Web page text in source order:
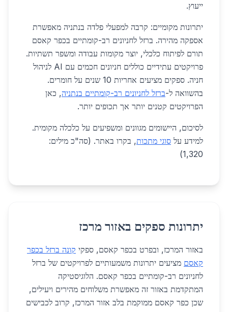
ייעוץ.
יתרונות מקומיים: קרבה למפעלי פלדה בנתניה מאפשרת
אספקה מהירה. ברזל לחניונים רב-קומתיים בכפר קאסם
תורם לפיתוח כלכלי, יוצר מקומות עבודה ומשפר תשתיות.
פרויקטים עתידיים כוללים חניונים חכמים עם AI לניהול
חניה. ספקים מציעים אחריות 10 שנים על חומרים.
בהשוואה ל-ברזל לחניונים רב-קומתיים בנתניה, כאן
הפרויקטים קטנים יותר אך תכופים יותר.
לסיכום, היישומים מגוונים ומשפיעים על כלכלה מקומית.
למידע על סוגי מתכות, בקרו באתר. (סה"כ מילים:
1,320)
יתרונות ספקים באזור מרכז
באזור המרכז, ובפרט בכפר קאסם, ספקי קונה ברזל בכפר
קאסם מציעים יתרונות משמעותיים לפרויקטים של ברזל
לחניונים רב-קומתיים בכפר קאסם. הלוגיסטיקה
המתקדמת באזור זה מאפשרת משלוחים מהירים ויעילים,
שכן כפר קאסם ממוקמת בלב אזור המרכז, קרוב לכבישים